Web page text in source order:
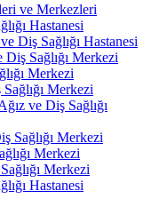
ve Merkezleri
Hastanesi
Diş Sağlığı Hastanesi
Diş Sağlığı Merkezi
Merkezi
Merkezi
ve Diş Sağlığı
Sağlığı Merkezi
Merkezi
Merkezi
Hastanesi